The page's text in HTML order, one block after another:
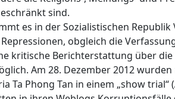
sind.
es in der Sozialistischen
obgleich die
kritische Berichterstattung über
Am 28. Dezember 2012
Ta Phong Tan in einem „show